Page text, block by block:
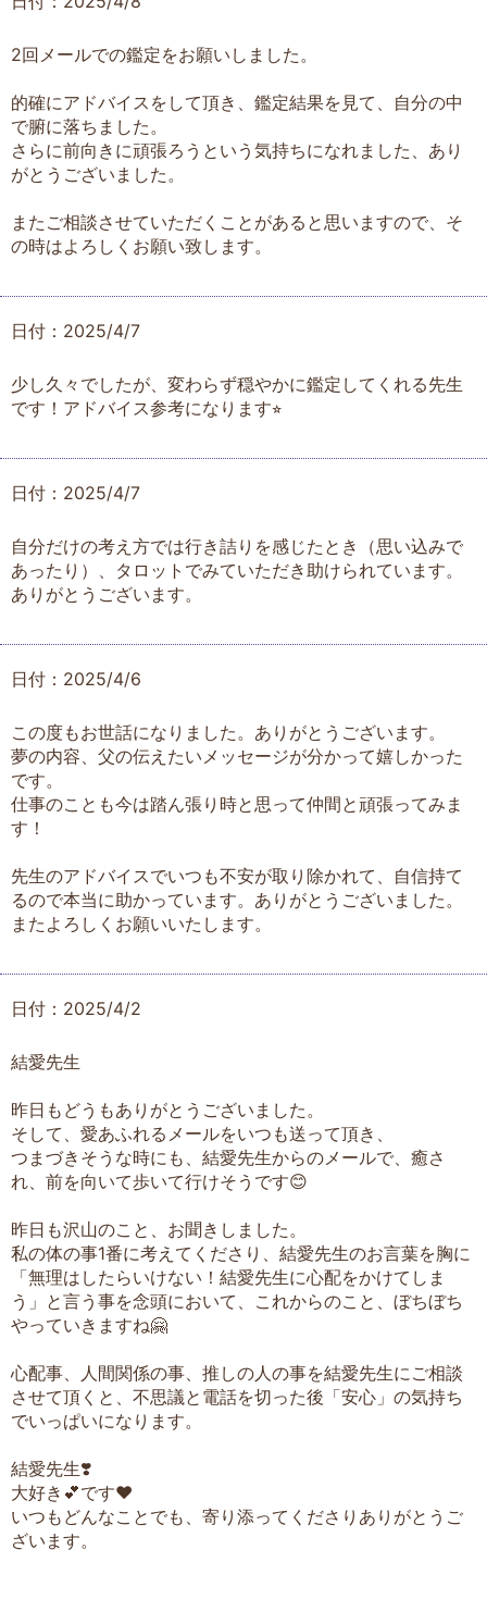
2回メールでの鑑定をお願いしました。
的確にアドバイスをして頂き、鑑定結果を見て、自分の中
で腑に落ちました。
さらに前向きに頑張ろうという気持ちになれました、あり
がとうございました。
またご相談させていただくことがあると思いますので、そ
の時はよろしくお願い致します。
日付：2025/4/7
少し久々でしたが、変わらず穏やかに鑑定してくれる先生
です！アドバイス参考になります⭐︎
日付：2025/4/7
自分だけの考え方では行き詰りを感じたとき（思い込みで
あったり）、タロットでみていただき助けられています。
ありがとうございます。
日付：2025/4/6
この度もお世話になりました。ありがとうございます。
夢の内容、父の伝えたいメッセージが分かって嬉しかった
です。
仕事のことも今は踏ん張り時と思って仲間と頑張ってみま
す！
先生のアドバイスでいつも不安が取り除かれて、自信持て
るので本当に助かっています。ありがとうございました。
またよろしくお願いいたします。
日付：2025/4/2
結愛先生
昨日もどうもありがとうございました。
そして、愛あふれるメールをいつも送って頂き、
つまづきそうな時にも、結愛先生からのメールで、癒さ
れ、前を向いて歩いて行けそうです😊
昨日も沢山のこと、お聞きしました。
私の体の事1番に考えてくださり、結愛先生のお言葉を胸に
「無理はしたらいけない！結愛先生に心配をかけてしま
う」と言う事を念頭において、これからのこと、ぼちぼち
やっていきますね🤗
心配事、人間関係の事、推しの人の事を結愛先生にご相談
させて頂くと、不思議と電話を切った後「安心」の気持ち
でいっぱいになります。
結愛先生❣️
大好き💕です❤️
いつもどんなことでも、寄り添ってくださりありがとうご
ざいます。